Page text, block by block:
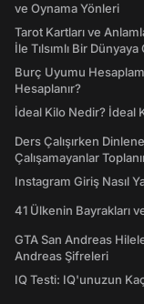
ve Oynama Yönleri
Tarot Kartları ve
İle Tılsımlı Bir Dünyaya
Burç Uyumu
Hesaplanır?
İdeal Kilo Nedir? İdeal
Ders Çalışırken
Çalışamayanlar
Instagram Giriş Nasıl
41 Ülkenin Bayrakları
GTA San Andreas
Andreas Şifreleri
IQ Testi: IQ'unuzun